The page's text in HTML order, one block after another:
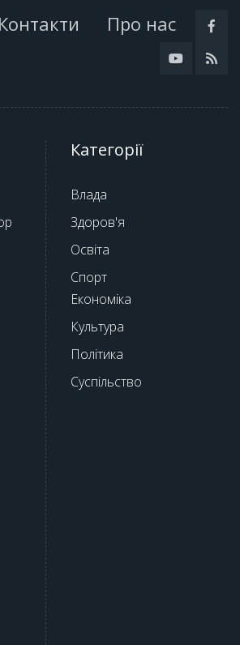
Контакти Про нас
Категорії
Влада
Здоров'я
Освіта
Спорт
Економіка
Культура
Політика
Суспільство